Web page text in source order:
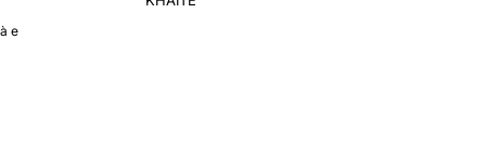
e